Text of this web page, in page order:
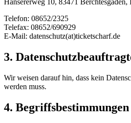
Telefon: 08652/2325
Telefax: 08652/690929
E-Mail: datenschutz(at)ticketscharf.de
3.
Wir weisen darauf hin, dass kein
werden muss.
4. Begriffsbestimmungen